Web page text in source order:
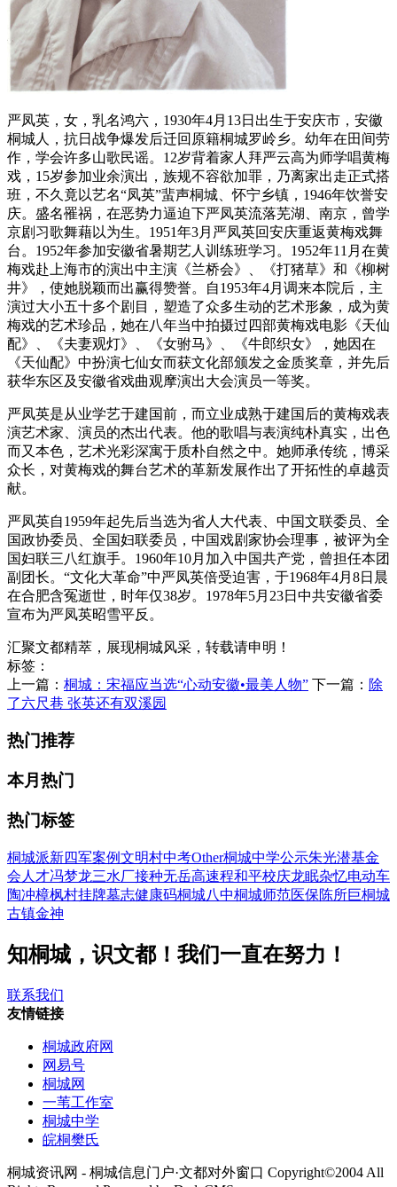
严凤英，女，乳名鸿六，1930年4月13日出生于安庆市，安徽
桐城人，抗日战争爆发后迁回原籍桐城罗岭乡。幼年在田间劳
作，学会许多山歌民谣。12岁背着家人拜严云高为师学唱黄梅
戏，15岁参加业余演出，族规不容欲加罪，乃离家出走正式搭
班，不久竟以艺名“凤英”蜚声桐城、怀宁乡镇，1946年饮誉安
庆。盛名罹祸，在恶势力逼迫下严凤英流落芜湖、南京，曾学
京剧习歌舞藉以为生。1951年3月严凤英回安庆重返黄梅戏舞
台。1952年参加安徽省暑期艺人训练班学习。1952年11月在黄
梅戏赴上海市的演出中主演《兰桥会》、《打猪草》和《柳树
井》，使她脱颖而出赢得赞誉。自1953年4月调来本院后，主
演过大小五十多个剧目，塑造了众多生动的艺术形象，成为黄
梅戏的艺术珍品，她在八年当中拍摄过四部黄梅戏电影《天仙
配》、《夫妻观灯》、《女驸马》、《牛郎织女》，她因在
《天仙配》中扮演七仙女而获文化部颁发之金质奖章，并先后
获华东区及安徽省戏曲观摩演出大会演员一等奖。
严凤英是从业学艺于建国前，而立业成熟于建国后的黄梅戏表
演艺术家、演员的杰出代表。他的歌唱与表演纯朴真实，出色
而又本色，艺术光彩深寓于质朴自然之中。她师承传统，博采
众长，对黄梅戏的舞台艺术的革新发展作出了开拓性的卓越贡
献。
严凤英自1959年起先后当选为省人大代表、中国文联委员、全
国政协委员、全国妇联委员，中国戏剧家协会理事，被评为全
国妇联三八红旗手。1960年10月加入中国共产党，曾担任本团
副团长。“文化大革命”中严凤英倍受迫害，于1968年4月8日晨
在合肥含冤逝世，时年仅38岁。1978年5月23日中共安徽省委
宣布为严凤英昭雪平反。
汇聚文都精萃，展现桐城风采，转载请申明！
标签：
上一篇： 桐城：宋福应当选“心动安徽•最美人物” 下一篇： 除
了六尺巷 张英还有双溪园
热门推荐
本月热门
热门标签
桐城派新四军案例文明村中考Other桐城中学公示朱光潜基金
会 人才冯梦龙三水厂接种无岳高速程和平校庆龙眠杂忆电动车
陶冲樟枫村挂牌墓志健康码桐城八中桐城师范医保陈所巨桐城
古镇金神
知桐城，识文都！我们一直在努力！
联系我们
友情链接
桐城政府网
网易号
桐城网
一苇工作室
桐城中学
皖桐樊氏
桐城资讯网 - 桐城信息门户·文都对外窗口 Copyright©2004 All